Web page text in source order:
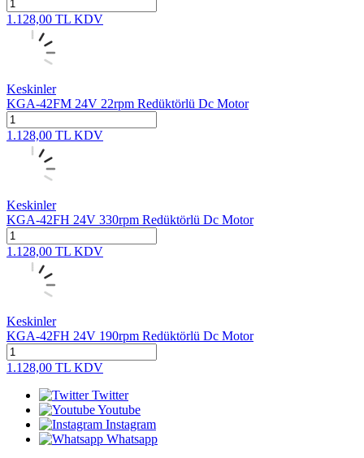
1.128,00 TL KDV
Keskinler
KGA-42FM 24V 22rpm Redüktörlü Dc Motor
1.128,00 TL KDV
Keskinler
KGA-42FH 24V 330rpm Redüktörlü Dc Motor
1.128,00 TL KDV
Keskinler
KGA-42FH 24V 190rpm Redüktörlü Dc Motor
1.128,00 TL KDV
Twitter
Youtube
Instagram
Whatsapp